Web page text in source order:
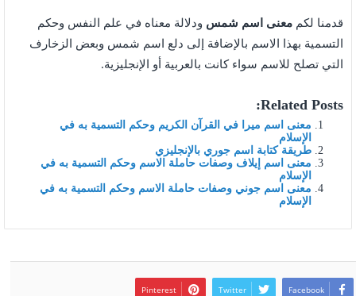
قدمنا لكم معنى اسم شمس ودلالة معناه في علم النفس وحكم
التسمية بهذا الاسم بالإضافة إلى دلع اسم شمس وبعض الزخارف
التي تصلح للاسم سواء كانت بالعربية أو الإنجليزية.
Related Posts:
معنى اسم ميرا في القرآن الكريم وحكم التسمية به في
الإسلام
طريقة كتابة اسم جوري بالإنجليزي
معنى اسم إيلاف وصفات حاملة الاسم وحكم التسمية به في
الإسلام
معنى اسم جوني وصفات حاملة الاسم وحكم التسمية به في
الإسلام
Facebook
Twitter
Pinterest